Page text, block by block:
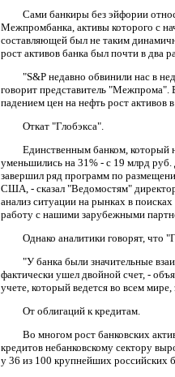
Сами банкиры без эйфории
Межпромбанка, активы которого с
составляющей был не таким
рост активов банка был почти в два
"S&P недавно обвинили нас в
говорит представитель "Межпрома".
падением цен на нефть рост активов
Откат "Глобэкса".
Единственным банком, который на
уменьшились на 31% - с 19 млрд руб.
завершил ряд программ по
США, - сказал "Ведомостям"
анализ ситуации на рынках в
работу с нашими зарубежными
Однако аналитики говорят, что
"У банка были значительные
фактически ушел двойной счет, -
учете, который ведется во всем
От облигаций к кредитам.
Во многом рост банковских
кредитов небанковскому сектору
у 36 из 100 крупнейших российских